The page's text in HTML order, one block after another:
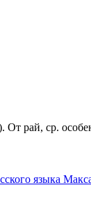
От рай, ср.
языка